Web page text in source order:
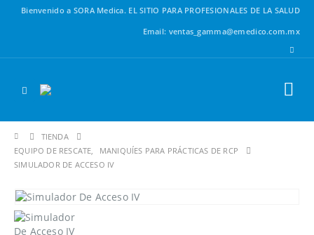
Bienvenido a SORA Medica. EL SITIO PARA PROFESIONALES DE LA SALUD
Email: ventas_gamma@emedico.com.mx
TIENDA
EQUIPO DE RESCATE,
MANIQUÍES PARA PRÁCTICAS DE RCP
SIMULADOR DE ACCESO IV